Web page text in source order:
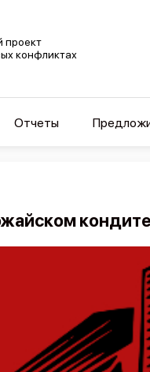
проект
конфликтах
Отчеты